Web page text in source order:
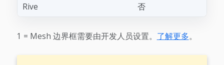
Rive
否
1 = Mesh 边界框需要由开发人员设置。 了解更多。